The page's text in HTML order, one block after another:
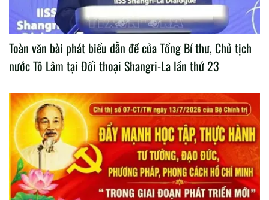
Toàn văn bài phát biểu dẫn đề của Tổng Bí thư, Chủ tịch
nước Tô Lâm tại Đối thoại Shangri-La lần thứ 23